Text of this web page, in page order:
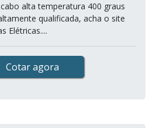
alta temperatura 400 graus
qualificada, acha o site
Elétricas....
Cotar agora